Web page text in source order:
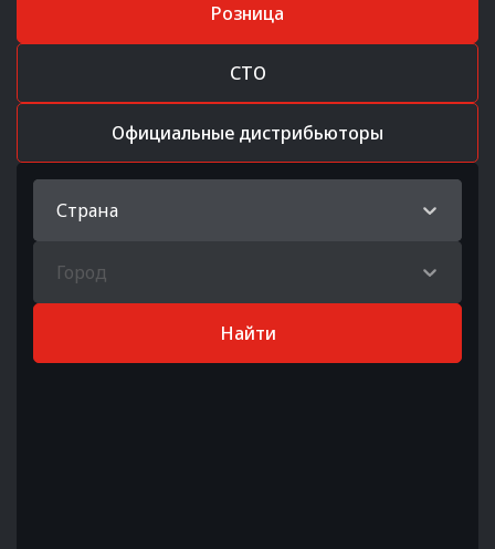
Розница
СТО
Официальные дистрибьюторы
Страна
Город
Найти